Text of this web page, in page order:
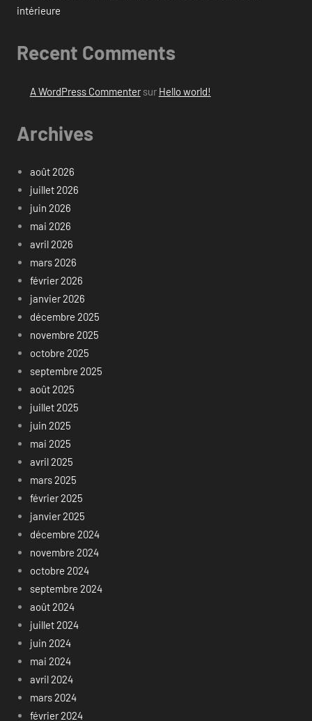
intérieure
Recent Comments
A WordPress Commentersur Hello world!
Archives
août 2026
juillet 2026
juin 2026
mai 2026
avril 2026
mars 2026
février 2026
janvier 2026
décembre 2025
novembre 2025
octobre 2025
septembre 2025
août 2025
juillet 2025
juin 2025
mai 2025
avril 2025
mars 2025
février 2025
janvier 2025
décembre 2024
novembre 2024
octobre 2024
septembre 2024
août 2024
juillet 2024
juin 2024
mai 2024
avril 2024
mars 2024
février 2024